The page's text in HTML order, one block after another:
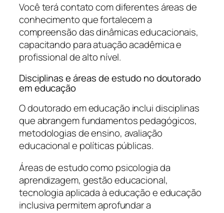
Você terá contato com diferentes áreas de
conhecimento que fortalecem a
compreensão das dinâmicas educacionais,
capacitando para atuação acadêmica e
profissional de alto nível.
Disciplinas e áreas de estudo no doutorado
em educação
O doutorado em educação inclui disciplinas
que abrangem fundamentos pedagógicos,
metodologias de ensino, avaliação
educacional e políticas públicas.
Áreas de estudo como psicologia da
aprendizagem, gestão educacional,
tecnologia aplicada à educação e educação
inclusiva permitem aprofundar a